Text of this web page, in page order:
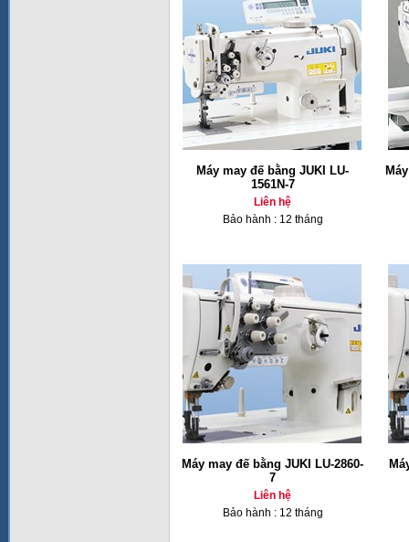
Máy may đế bằng JUKI LU-
1561N-7
Liên hệ
Bảo hành : 12 tháng
Máy may đế bằng JUKI LU-2860-
7
Liên hệ
Bảo hành : 12 tháng